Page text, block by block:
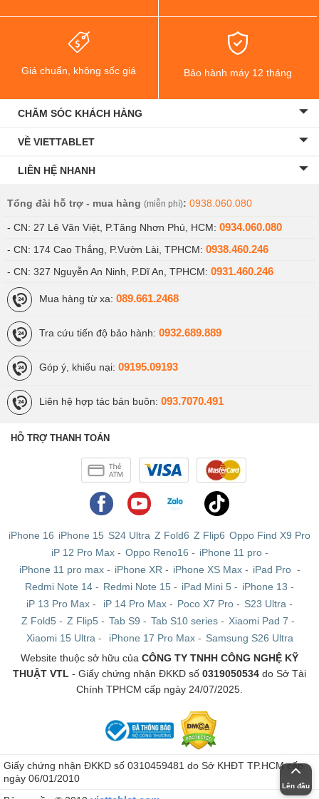
Giá chuẩn, không sốc giá Bảo hành máy 12 tháng
CHĂM SÓC KHÁCH HÀNG
VỀ VIETTABLET
LIÊN HỆ NHANH
Tổng đài hỗ trợ - mua hàng (miễn phí): 0938.060.080
- CN: 27 Lê Văn Việt, P.Tăng Nhơn Phú, HCM: 0934.060.080
- CN: 174 Cao Thắng, P.Vườn Lài, TPHCM: 0938.460.246
- CN: 327 Nguyễn An Ninh, P.Dĩ An, TPHCM: 0931.460.246
Mua hàng từ xa: 089.661.2468
Tra cứu tiến độ bảo hành: 0932.689.889
Góp ý, khiếu nại: 09195.09193
Liên hệ hợp tác bán buôn: 093.7070.491
HỖ TRỢ THANH TOÁN
iPhone 16 iPhone 15 S24 Ultra Z Fold6 Z Flip6 Oppo Find X9 Pro
iP 12 Pro Max- Oppo Reno16 - iPhone 11 pro-
iPhone 11 pro max- iPhone XR - iPhone XS Max- iPad Pro -
Redmi Note 14 - Redmi Note 15 - iPad Mini 5 - iPhone 13 -
iP 13 Pro Max - iP 14 Pro Max - Poco X7 Pro - S23 Ultra -
Z Fold5 - Z Flip5 - Tab S9 - Tab S10 series - Xiaomi Pad 7 -
Xiaomi 15 Ultra - iPhone 17 Pro Max- Samsung S26 Ultra
Website thuộc sở hữu của CÔNG TY TNHH CÔNG NGHỆ KỸ
THUẬT VTL - Giấy chứng nhận ĐKKD số 0319050534 do Sở Tài
Chính TPHCM cấp ngày 24/07/2025.
Giấy chứng nhận ĐKKD số 0310459481 do Sở KHĐT TP.HCM cấp
ngày 06/01/2010
Lên đầu